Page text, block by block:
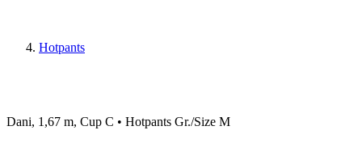
Hotpants
Dani, 1,67 m, Cup C • Hotpants Gr./Size M